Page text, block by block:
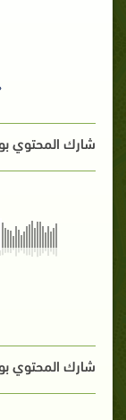
شارك المحتوي
شارك المحتوي